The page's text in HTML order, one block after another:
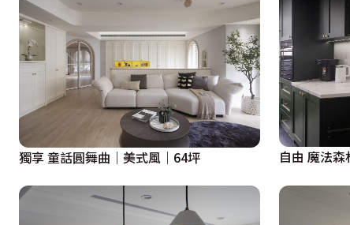
獨享 童話圓舞曲｜美式風｜64坪 自由 魔法